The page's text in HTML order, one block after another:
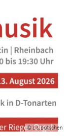
© c.s.botschen